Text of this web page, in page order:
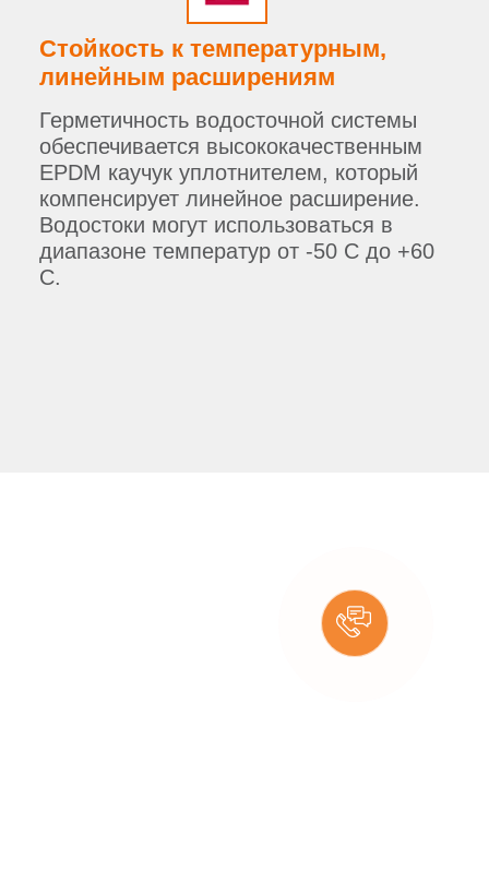
Стойкость к температурным,
линейным расширениям
Герметичность водосточной системы
обеспечивается высококачественным
EPDM каучук уплотнителем, который
компенсирует линейное расширение.
Водостоки могут использоваться в
диапазоне температур от -50 С до +60
С.